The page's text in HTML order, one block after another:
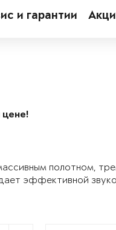
и гарантии
цене!
полотном,
эффективной